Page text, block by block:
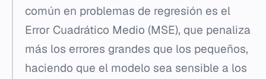
común en problemas de regresión es el
Error Cuadrático Medio (MSE), que penaliza
más los errores grandes que los pequeños,
haciendo que el modelo sea sensible a los